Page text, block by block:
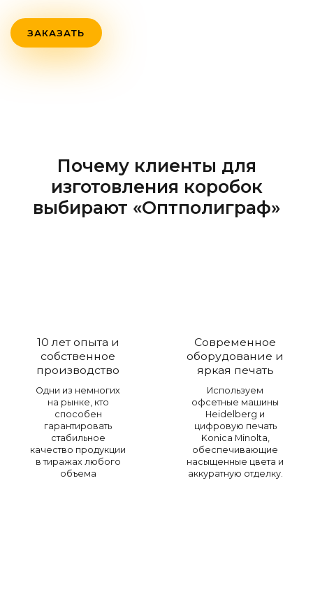
ЗАКАЗАТЬ
Почему клиенты для
изготовления коробок
выбирают «Оптполиграф»
10 лет опыта и
собственное
производство
Одни из немногих
на рынке, кто
способен
гарантировать
стабильное
качество продукции
в тиражах любого
объема
Современное
оборудование и
яркая печать
Используем
офсетные машины
Heidelberg и
цифровую печать
Konica Minolta,
обеспечивающие
насыщенные цвета и
аккуратную отделку.